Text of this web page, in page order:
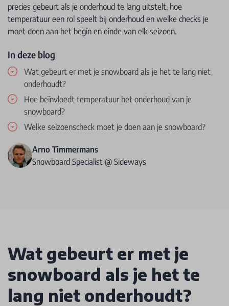
precies gebeurt als je onderhoud te lang uitstelt, hoe
temperatuur een rol speelt bij onderhoud en welke checks je
moet doen aan het begin en einde van elk seizoen.
In deze blog
Wat gebeurt er met je snowboard als je het te lang niet
onderhoudt?
Hoe beïnvloedt temperatuur het onderhoud van je
snowboard?
Welke seizoenscheck moet je doen aan je snowboard?
Arno Timmermans
Snowboard Specialist @ Sideways
Wat gebeurt er met je
snowboard als je het te
lang niet onderhoudt?